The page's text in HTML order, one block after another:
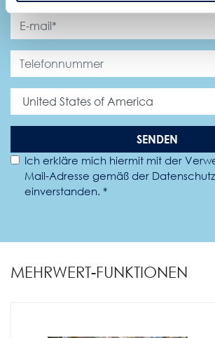
SENDEN
Ich erkläre mich hiermit mit der
Mail-Adresse gemäß der
einverstanden. *
MEHRWERT-FUNKTIONEN